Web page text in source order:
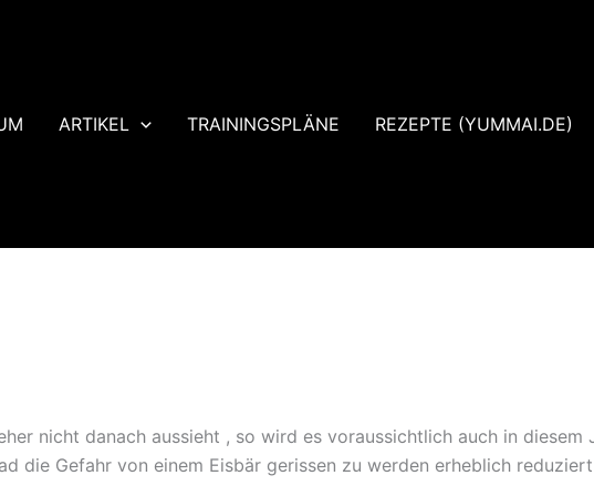
ARTIKEL TRAININGSPLÄNE REZEPTE (YUMMAI.DE)
nicht danach aussieht , so wird es voraussichtlich auch in diesem
die Gefahr von einem Eisbär gerissen zu werden erheblich